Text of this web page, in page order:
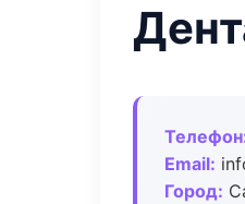
Email:
Город: